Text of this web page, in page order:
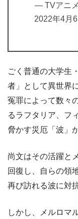
— TVアニ
2022年4月
ごく普通の大学生
者」として異世界
冤罪によって数々
るラフタリア、フ
脅かす災厄「波」
尚文はその活躍と
回復し、自らの領
再び訪れる波に対
しかし、メルロマ